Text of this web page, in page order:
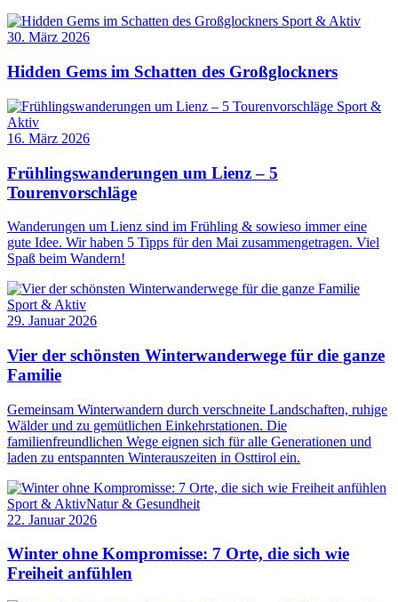
Sport & Aktiv
30. März 2026
Hidden Gems im Schatten des Großglockners
Sport &
Aktiv
16. März 2026
Frühlingswanderungen um Lienz – 5
Tourenvorschläge
Wanderungen um Lienz sind im Frühling & sowieso immer eine
gute Idee. Wir haben 5 Tipps für den Mai zusammengetragen. Viel
Spaß beim Wandern!
Sport & Aktiv
29. Januar 2026
Vier der schönsten Winterwanderwege für die ganze
Familie
Gemeinsam Winterwandern durch verschneite Landschaften, ruhige
Wälder und zu gemütlichen Einkehrstationen. Die
familienfreundlichen Wege eignen sich für alle Generationen und
laden zu entspannten Winterauszeiten in Osttirol ein.
Sport & AktivNatur & Gesundheit
22. Januar 2026
Winter ohne Kompromisse: 7 Orte, die sich wie
Freiheit anfühlen